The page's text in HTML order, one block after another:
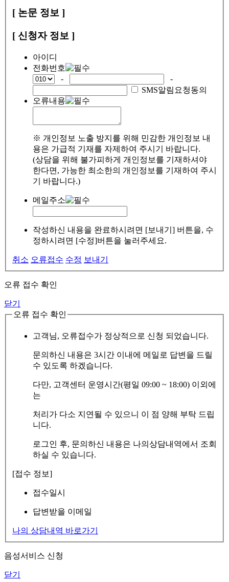
[ 논문 정보 ]
[ 신청자 정보 ]
아이디
전화번호
-
-
SMS알림요청동의
오류내용
※ 개인정보 노출 방지를 위해 민감한 개인정보 내
용은 가급적 기재를 자제하여 주시기 바랍니다.
(상담을 위해 불가피하게 개인정보를 기재하셔야
한다면, 가능한 최소한의 개인정보를 기재하여 주시
기 바랍니다.)
메일주소
작성하신 내용을 완료하시려면 [보내기] 버튼을, 수
정하시려면 [수정]버튼을 눌러주세요.
취소 오류접수 수정 보내기
오류 접수 확인
닫기
오류 접수 확인
고객님, 오류접수가 정상적으로 신청 되었습니다.
문의하신 내용은 3시간 이내에 메일로 답변을 드릴
수 있도록 하겠습니다.
다만, 고객센터 운영시간(평일 09:00 ~ 18:00) 이외에
는
처리가 다소 지연될 수 있으니 이 점 양해 부탁 드립
니다.
로그인 후, 문의하신 내용은 나의상담내역에서 조회
하실 수 있습니다.
[접수 정보]
접수일시
답변받을 이메일
나의 상담내역 바로가기
음성서비스 신청
닫기